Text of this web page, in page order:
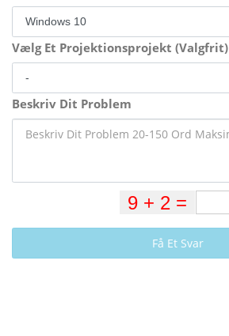
Vælg Et Projektionsprojekt (Valgfrit)
Beskriv Dit Problem
Få Et Svar